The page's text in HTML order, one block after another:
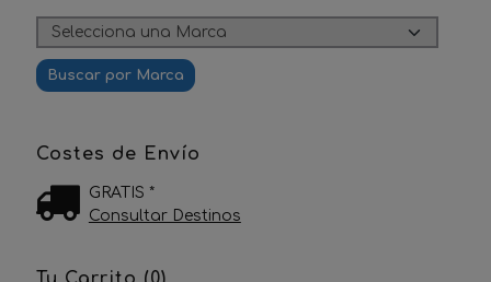
Costes de Envío
GRATIS *
Consultar Destinos